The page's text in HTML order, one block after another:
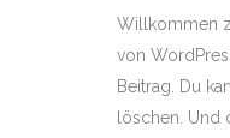
Willkommen
von
Beitrag. Du
löschen. Und